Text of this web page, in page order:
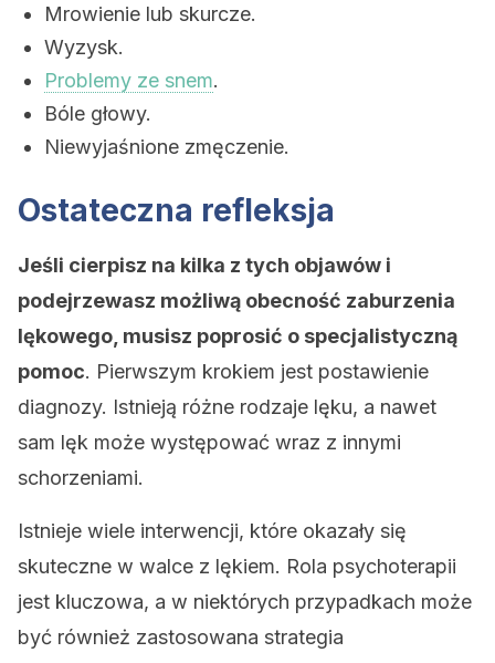
Mrowienie lub skurcze.
Wyzysk.
Problemy ze snem.
Bóle głowy.
Niewyjaśnione zmęczenie.
Ostateczna refleksja
Jeśli cierpisz na kilka z tych objawów i
podejrzewasz możliwą obecność zaburzenia
lękowego, musisz poprosić o specjalistyczną
pomoc. Pierwszym krokiem jest postawienie
diagnozy. Istnieją różne rodzaje lęku, a nawet
sam lęk może występować wraz z innymi
schorzeniami.
Istnieje wiele interwencji, które okazały się
skuteczne w walce z lękiem. Rola psychoterapii
jest kluczowa, a w niektórych przypadkach może
być również zastosowana strategia